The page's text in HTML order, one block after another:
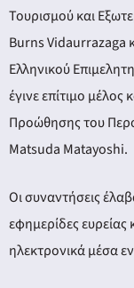
Τουρισμού και
Burns Vidaurrazaga
Ελληνικού
έγινε επίτιμο
Προώθησης του
Matsuda Matayoshi.
Οι συναντήσεις
εφημερίδες
ηλεκτρονικά μέσα